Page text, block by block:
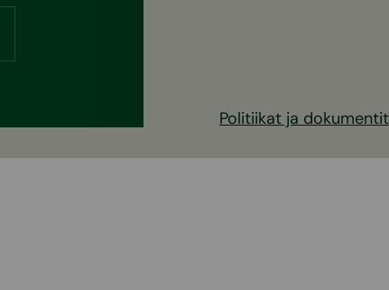
Politiikat ja dokumentit